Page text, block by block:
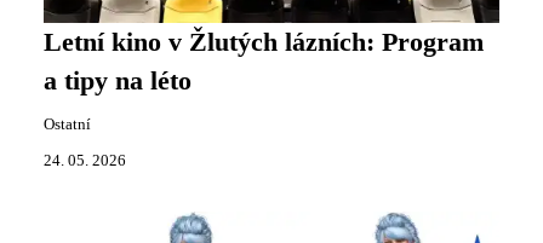
Letní kino v Žlutých lázních: Program
a tipy na léto
Ostatní
24. 05. 2026